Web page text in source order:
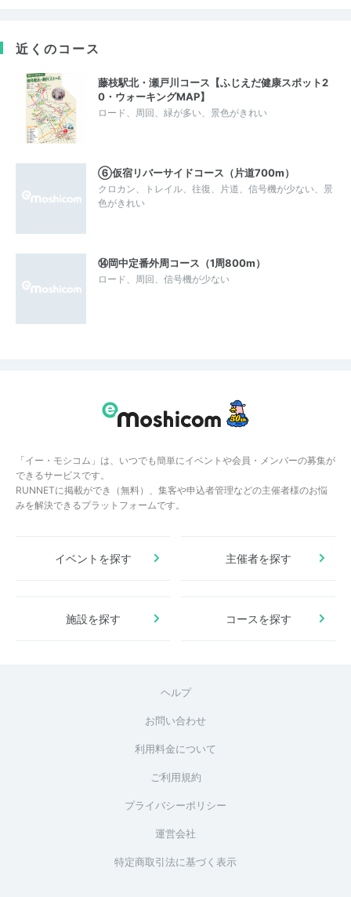
近くのコース
藤枝駅北・瀬戸川コース【ふじえだ健康スポット2
0・ウォーキングMAP】
ロード、周回、緑が多い、景色がきれい
⑥仮宿リバーサイドコース（片道700m）
クロカン、トレイル、往復、片道、信号機が少ない、景
色がきれい
⑭岡中定番外周コース（1周800m）
ロード、周回、信号機が少ない
「イー・モシコム」は、いつでも簡単にイベントや会員・メンバーの募集が
できるサービスです。
RUNNETに掲載ができ（無料）、集客や申込者管理などの主催者様のお悩
みを解決できるプラットフォームです。
イベントを探す 主催者を探す
施設を探す コースを探す
ヘルプ
お問い合わせ
利用料金について
ご利用規約
プライバシーポリシー
運営会社
特定商取引法に基づく表示